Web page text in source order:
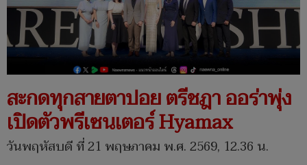
สะกดทุกสายตาปอย ตรีชฎา ออร่าพุ่ง
เปิดตัวพรีเซนเตอร์ Hyamax
วันพฤหัสบดี ที่ 21 พฤษภาคม พ.ศ. 2569, 12.36 น.